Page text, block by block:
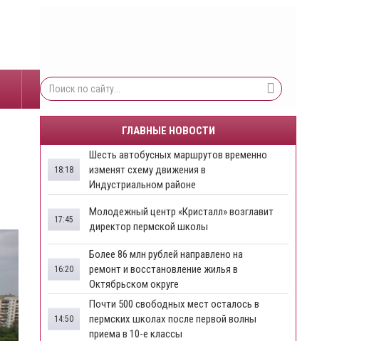
ГЛАВНЫЕ НОВОСТИ
Шесть автобусных маршрутов временно
изменят схему движения в
Индустриальном районе
18:18
Молодежный центр «Кристалл» возглавит
директор пермской школы
17:45
Более 86 млн рублей направлено на
ремонт и восстановление жилья в
Октябрьском округе
16:20
Почти 500 свободных мест осталось в
пермских школах после первой волны
приема в 10-е классы
14:50